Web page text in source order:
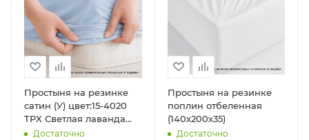
Простыня на резинке
сатин (У) цвет:15-4020
TPX Светлая лаванда
(90х200х35)
Достаточно
Простыня на резинке
поплин отбеленная
(140х200х35)
Достаточно